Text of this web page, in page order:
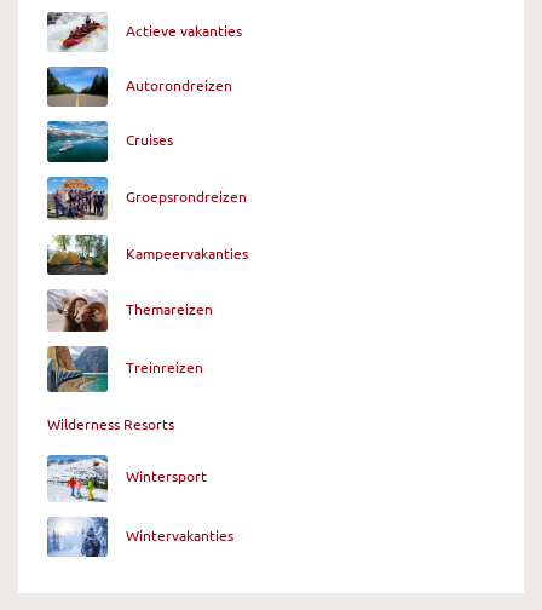
Actieve vakanties
Autorondreizen
Cruises
Groepsrondreizen
Kampeervakanties
Themareizen
Treinreizen
Wilderness Resorts
Wintersport
Wintervakanties